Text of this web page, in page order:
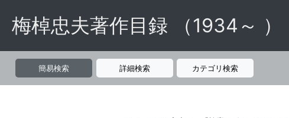
梅棹忠夫著作目録 （1934～ ）
簡易検索 詳細検索 カテゴリ検索